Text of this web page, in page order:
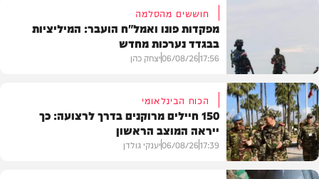
בעולם
חוששים מהסלמה
מפקדות פונו ואמל"ח הועבר: המיליציות
בבגדד נערכות מחדש
17:56
06/08/26יצחק כהן
הכוח הבינלאומי
150 חיילים מרוקנים בדרך לרצועה: כך
ייראה המוצב הראשון
17:39
06/08/26יענקי גולדן